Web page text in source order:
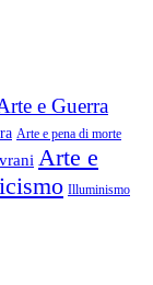
e Guerra
Arte e pena di morte
Arte e
Illuminismo